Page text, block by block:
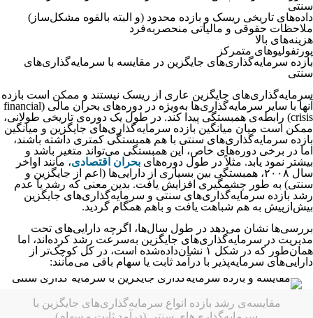
سنتی
داده‌های تاریخی ریسک و بازده محدود (و البته بالقوه مشکل‌ساز)
ملاحظات حقوقی و مالیاتی منحصربه‌فرد
هزینه‌های بالا
پورتفولیوهای متمرکز
بازده سرمایه‌گذاری‌های جایگزین در مقایسه با سرمایه‌گذاری‌های
سنتی
سرمایه‌گذاری‌های جایگزین عاری از ریسک نیستند و ممکن است بازده
آنها با سایر سرمایه‌گذاری‌ها به‌ویژه در دوره‌های بحران مالی (financial
crisis) رابطه‌ی همبستگی پیدا کند. در طول یک دوره‌ی تاریخی طولانی،
ممکن است میان میانگین بازده سرمایه‌گذاری‌های جایگزین و میانگین
بازده سرمایه‌گذاری‌های سنتی با هم همبستگی کمتری داشته باشند،
اما در برخی دوره‌های خاص، این همبستگی می‌تواند متغیر باشد و
بیشتر نمود یابد. مثلاً در طول دوره‌های بحران اقتصادی، مانند اواخر
سال ۲۰۰۸، همبستگی بین بسیاری از دارایی‌ها (اعم از جایگزین و
سنتی) به طور چشمگیری افزایش یافت. بدین معنی که رشد یا عدم
رشد بازده سرمایه‌گذاری‌های سنتی و سرمایه‌گذاری‌های جایگزین
بیش‌ازپیش به هم شباهت یافت و باهم همگام گردید.
بررسی‌ها نشان می‌دهد در طول سال‌ها، اگرچه دارایی‌های تحت
مدیریت در سرمایه‌گذاری‌های جایگزین به‌سرعت رشد کرده‌اند، اما
همان‌طور که در شکل ۱ نشان‌داده‌شده است، در کل کوچک‌تر از
دارایی‌های سرمایه‌پذیر با درآمد ثابت یا سهام باقی می‌مانند:
مقایسه‌ی رشد بازده انواع سرمایه‌گذاری‌های جایگزین با